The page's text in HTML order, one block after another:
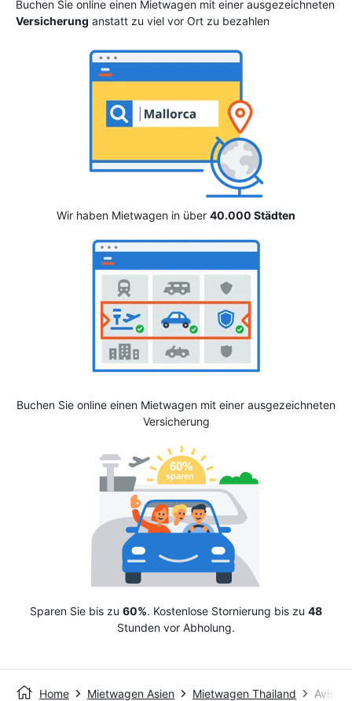
Buchen Sie online einen Mietwagen mit einer ausgezeichneten
Versicherung anstatt zu viel vor Ort zu bezahlen
Wir haben Mietwagen in über 40.000 Städten
Buchen Sie online einen Mietwagen mit einer ausgezeichneten
Versicherung
Sparen Sie bis zu 60%. Kostenlose Stornierung bis zu 48
Stunden vor Abholung.
Home Mietwagen Asien Mietwagen Thailand Avis